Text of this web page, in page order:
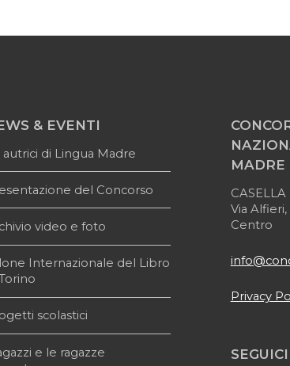
& EVENTI
autrici di Lingua Madre
del Concorso
video e foto
Internazionale del Libro
scolastici
e le ragazze
MADRE
CASELLA
Via Alfieri,
Centro
Privacy